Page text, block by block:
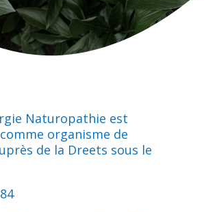
Naturopathie est
organisme de
de la Dreets sous le